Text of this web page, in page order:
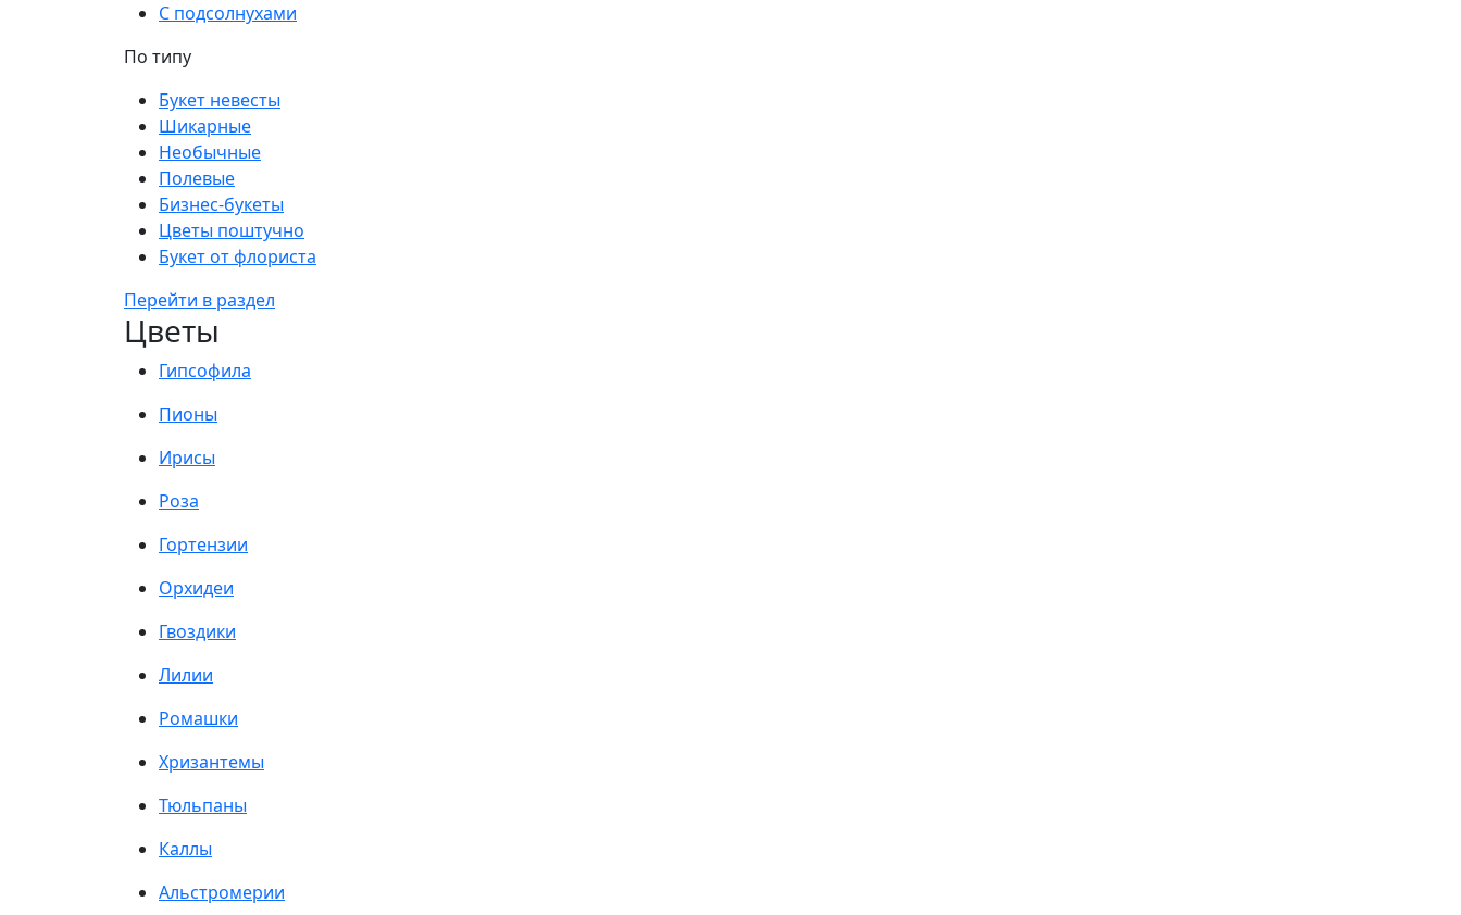
С подсолнухами
По типу
Букет невесты
Шикарные
Необычные
Полевые
Бизнес-букеты
Цветы поштучно
Букет от флориста
Перейти в раздел
Цветы
Гипсофила
Пионы
Ирисы
Роза
Гортензии
Орхидеи
Гвоздики
Лилии
Ромашки
Хризантемы
Тюльпаны
Каллы
Альстромерии